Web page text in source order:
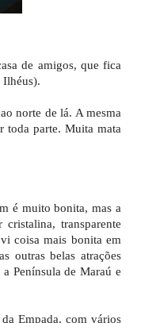
de amigos, que fica
norte de lá. A mesma
toda parte. Muita mata
é muito bonita, mas a
transparente
coisa mais bonita em
outras belas atrações
a Península de Maraú e
Empada, com vários